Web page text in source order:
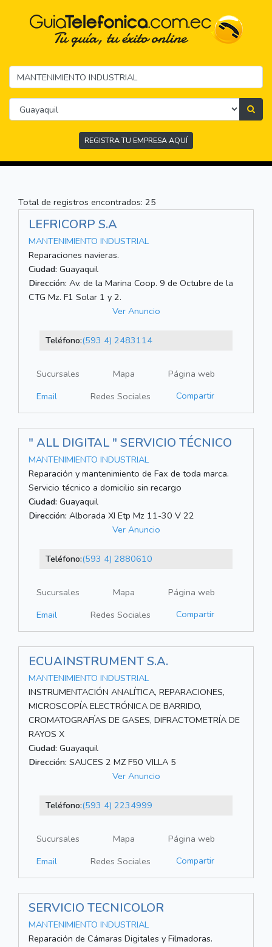
REGISTRA TU EMPRESA AQUÍ
Total de registros encontrados: 25
LEFRICORP S.A
MANTENIMIENTO INDUSTRIAL
Reparaciones navieras.
Ciudad: Guayaquil
Dirección: Av. de la Marina Coop. 9 de Octubre de la
CTG Mz. F1 Solar 1 y 2.
Ver Anuncio
Teléfono:(593 4) 2483114
Sucursales Mapa
Página web
Email
Redes Sociales Compartir
" ALL DIGITAL " SERVICIO TÉCNICO
MANTENIMIENTO INDUSTRIAL
Reparación y mantenimiento de Fax de toda marca.
Servicio técnico a domicilio sin recargo
Ciudad: Guayaquil
Dirección: Alborada XI Etp Mz 11-30 V 22
Ver Anuncio
Teléfono:(593 4) 2880610
Sucursales Mapa
Página web
Email
Redes Sociales Compartir
ECUAINSTRUMENT S.A.
MANTENIMIENTO INDUSTRIAL
INSTRUMENTACIÓN ANALÍTICA, REPARACIONES,
MICROSCOPÍA ELECTRÓNICA DE BARRIDO,
CROMATOGRAFÍAS DE GASES, DIFRACTOMETRÍA DE
RAYOS X
Ciudad: Guayaquil
Dirección: SAUCES 2 MZ F50 VILLA 5
Ver Anuncio
Teléfono:(593 4) 2234999
Sucursales Mapa
Página web
Email
Redes Sociales Compartir
SERVICIO TECNICOLOR
MANTENIMIENTO INDUSTRIAL
Reparación de Cámaras Digitales y Filmadoras.